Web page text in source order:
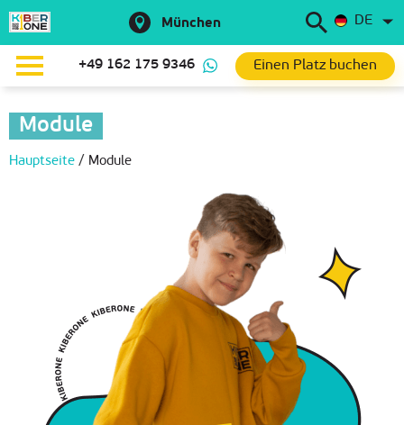
München DE
+49 162 175 9346 Einen Platz buchen
Module
Hauptseite / Module